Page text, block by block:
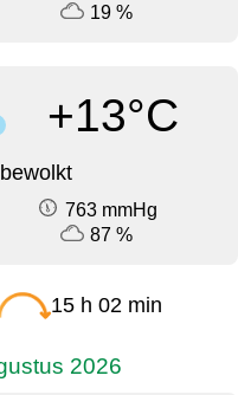
19 %
+13°C
763 mmHg
87 %
15 h 02 min
2026